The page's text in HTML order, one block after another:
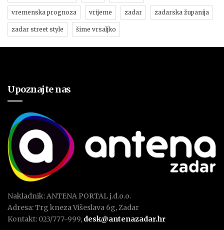
vremenska prognoza vrijeme zadar zadarska županija
zadar street style šime vrsaljko
Upoznajte nas
Nakladnik: ANTENA PORTAL j.d.o.o.
Adresa: Trg kneza Višeslava 6g, Zadar
Kontakt: 023/777-999, desk@antenazadar.hr